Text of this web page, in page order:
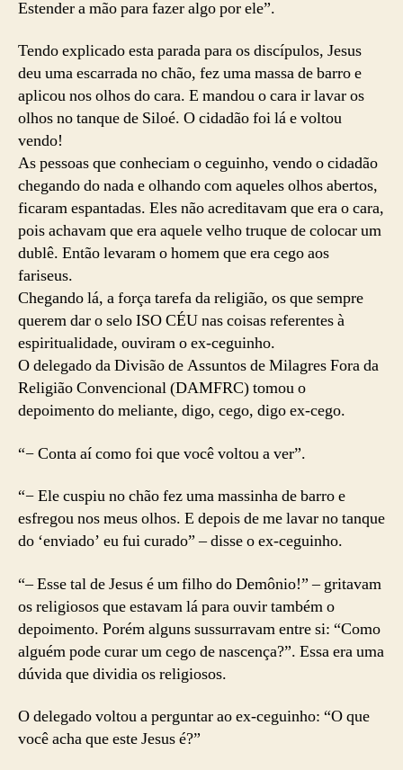
Estender a mão para fazer algo por ele”.
Tendo explicado esta parada para os discípulos, Jesus
deu uma escarrada no chão, fez uma massa de barro e
aplicou nos olhos do cara. E mandou o cara ir lavar os
olhos no tanque de Siloé. O cidadão foi lá e voltou
vendo!
As pessoas que conheciam o ceguinho, vendo o cidadão
chegando do nada e olhando com aqueles olhos abertos,
ficaram espantadas. Eles não acreditavam que era o cara,
pois achavam que era aquele velho truque de colocar um
dublê. Então levaram o homem que era cego aos
fariseus.
Chegando lá, a força tarefa da religião, os que sempre
querem dar o selo ISO CÉU nas coisas referentes à
espiritualidade, ouviram o ex-ceguinho.
O delegado da Divisão de Assuntos de Milagres Fora da
Religião Convencional (DAMFRC) tomou o
depoimento do meliante, digo, cego, digo ex-cego.
“− Conta aí como foi que você voltou a ver”.
“− Ele cuspiu no chão fez uma massinha de barro e
esfregou nos meus olhos. E depois de me lavar no tanque
do ‘enviado’ eu fui curado” – disse o ex-ceguinho.
“– Esse tal de Jesus é um filho do Demônio!” – gritavam
os religiosos que estavam lá para ouvir também o
depoimento. Porém alguns sussurravam entre si: “Como
alguém pode curar um cego de nascença?”. Essa era uma
dúvida que dividia os religiosos.
O delegado voltou a perguntar ao ex-ceguinho: “O que
você acha que este Jesus é?”